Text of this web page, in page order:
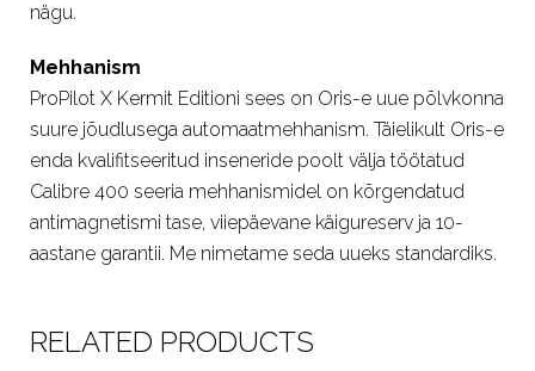
nägu.
Mehhanism
ProPilot X Kermit Editioni sees on Oris-e uue põlvkonna
suure jõudlusega automaatmehhanism. Täielikult Oris-e
enda kvalifitseeritud inseneride poolt välja töötatud
Calibre 400 seeria mehhanismidel on kõrgendatud
antimagnetismi tase, viiepäevane käigureserv ja 10-
aastane garantii. Me nimetame seda uueks standardiks.
RELATED PRODUCTS